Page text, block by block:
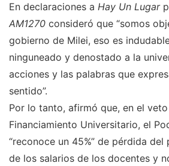
En declaraciones a Hay Un Lugar
AM1270 consideró que “somos
gobierno de Milei, eso es
ninguneado y denostado a la
acciones y las palabras que
sentido”.
Por lo tanto, afirmó que, en el
Financiamiento Universitario, el
“reconoce un 45%” de pérdida
de los salarios de los docentes y